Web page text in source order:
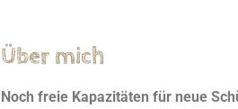
Über mich
Noch freie Kapazitäten für neue